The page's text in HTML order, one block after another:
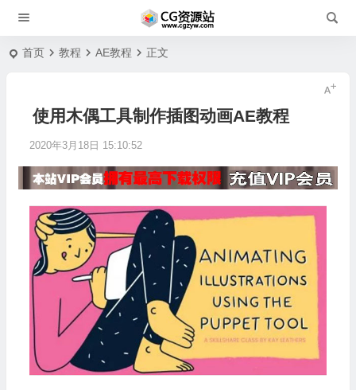
首页 教程 AE教程 正文
使用木偶工具制作插图动画AE教程
2020年3月18日 15:10:52